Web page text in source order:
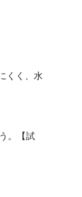
くく、水
。【試